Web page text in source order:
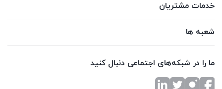
خدمات مشتریان
شعبه ها
ما را در شبکه‌های اجتماعی دنبال کنید